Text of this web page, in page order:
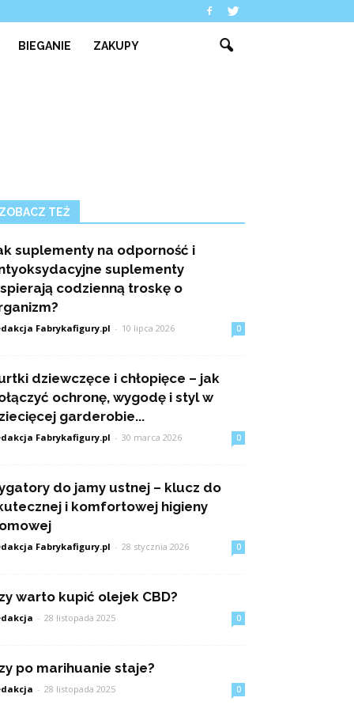
BIEGANIE ZAKUPY
ZOBACZ TEŻ
suplementy na odporność i
suplementy
codzienną troskę o
Fabrykafigury.pl - 10 lipca 2026 0
dziewczęce i chłopięce – jak
ochronę, wygodę i styl w
garderobie...
Fabrykafigury.pl - 30 marca 2026 0
do jamy ustnej – klucz do
i komfortowej higieny
Fabrykafigury.pl - 28 stycznia 2026 0
warto kupić olejek CBD?
- 28 listopada 2025 0
po marihuanie staje?
- 28 listopada 2025 0